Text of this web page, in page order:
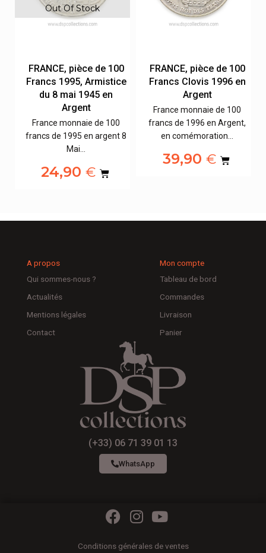
Out Of Stock
FRANCE, pièce de 100
Francs 1995, Armistice
du 8 mai 1945 en
Argent
France monnaie de 100
francs de 1995 en argent 8
Mai…
24,90€
FRANCE, pièce de 100
Francs Clovis 1996 en
Argent
France monnaie de 100
francs de 1996 en Argent,
en comémoration…
39,90€
A propos
Qui sommes-nous ?
Actualités
Mentions légales
Contact
Mon compte
Tableau de bord
Commandes
Livraison
Panier
(+33) 06 71 39 01 13
WhatsApp
F
c
I
s
Y
u
Conditions générales de ventes